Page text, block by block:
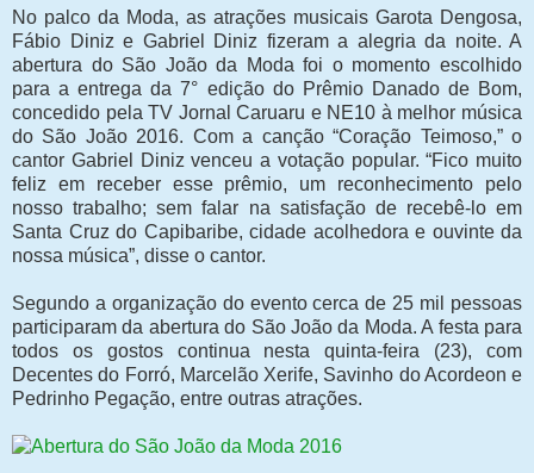
No palco da Moda, as atrações musicais Garota Dengosa,
Fábio Diniz e Gabriel Diniz fizeram a alegria da noite. A
abertura do São João da Moda foi o momento escolhido
para a entrega da 7° edição do Prêmio Danado de Bom,
concedido pela TV Jornal Caruaru e NE10 à melhor música
do São João 2016. Com a canção “Coração Teimoso,” o
cantor Gabriel Diniz venceu a votação popular. “Fico muito
feliz em receber esse prêmio, um reconhecimento pelo
nosso trabalho; sem falar na satisfação de recebê-lo em
Santa Cruz do Capibaribe, cidade acolhedora e ouvinte da
nossa música”, disse o cantor.
Segundo a organização do evento cerca de 25 mil pessoas
participaram da abertura do São João da Moda. A festa para
todos os gostos continua nesta quinta-feira (23), com
Decentes do Forró, Marcelão Xerife, Savinho do Acordeon e
Pedrinho Pegação, entre outras atrações.